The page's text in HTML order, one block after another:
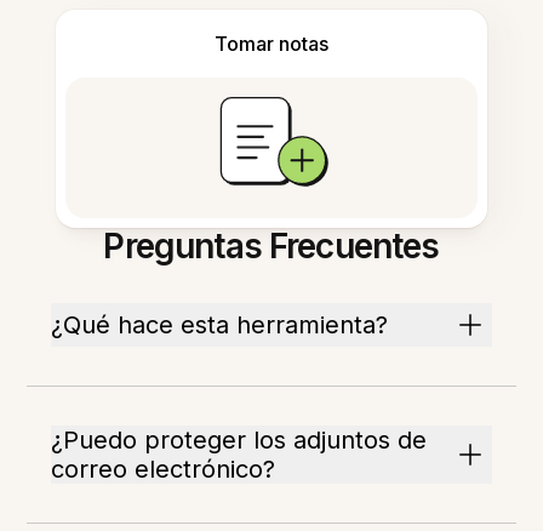
Tomar notas
Preguntas Frecuentes
¿Qué hace esta herramienta?
¿Puedo proteger los adjuntos de
correo electrónico?